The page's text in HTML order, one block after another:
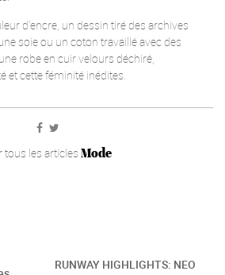
d'encre, un dessin tiré des archives
soie ou un coton travaillé avec des
robe en cuir velours déchiré,
et cette féminité inédites.
tous les articles Mode
RUNWAY HIGHLIGHTS: NEO